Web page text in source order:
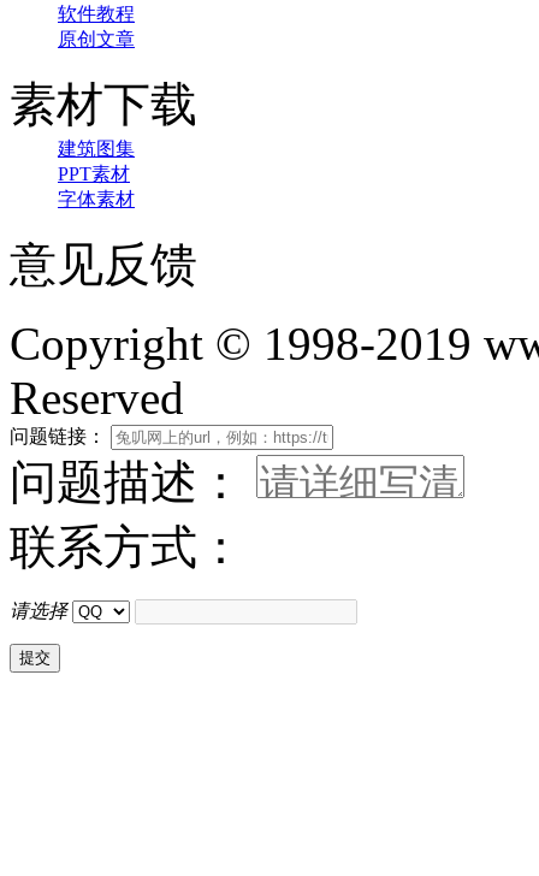
软件教程
原创文章
素材下载
建筑图集
PPT素材
字体素材
意见反馈
Copyright © 1998-2019
Reserved
问题链接：
问题描述：
联系方式：
请选择